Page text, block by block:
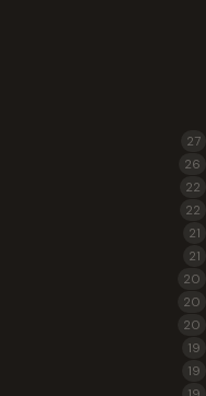
27
26
22
22
21
21
20
20
20
19
19